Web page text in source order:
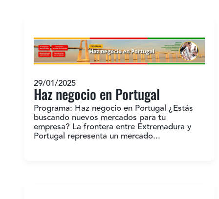
29/01/2025
Haz negocio en Portugal
Programa: Haz negocio en Portugal ¿Estás
buscando nuevos mercados para tu
empresa? La frontera entre Extremadura y
Portugal representa un mercado...